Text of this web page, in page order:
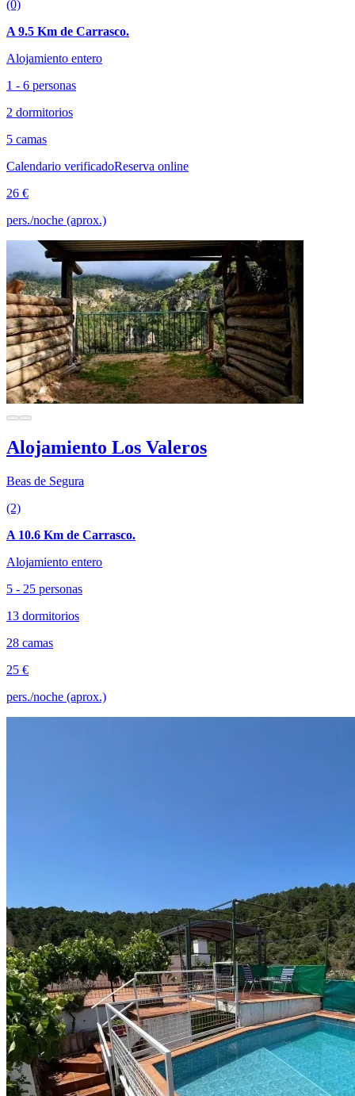
(0)
A 9.5 Km de Carrasco.
Alojamiento entero
1 - 6 personas
2 dormitorios
5 camas
Calendario verificadoReserva online
26 €
pers./noche (aprox.)
Alojamiento Los Valeros
Beas de Segura
(2)
A 10.6 Km de Carrasco.
Alojamiento entero
5 - 25 personas
13 dormitorios
28 camas
25 €
pers./noche (aprox.)